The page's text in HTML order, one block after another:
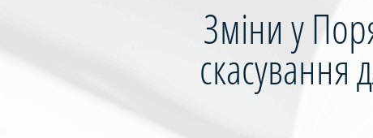
Зміни у
скасування